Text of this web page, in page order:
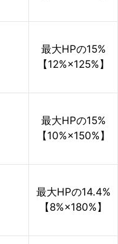
最大HPの15%
【12%×125%】
最大HPの15%
【10%×150%】
最大HPの14.4%
【8%×180%】